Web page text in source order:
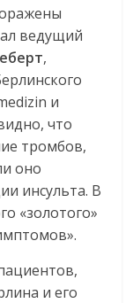
ведущий
,
и
что
тромбов,
оно
инсульта. В
«золотого»
и его